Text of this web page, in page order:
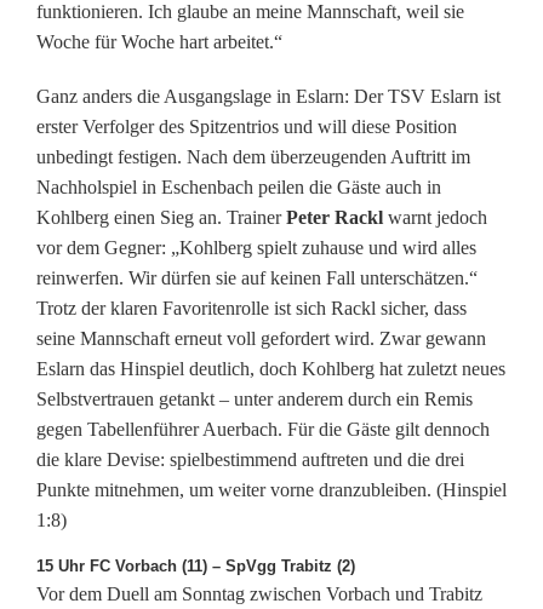
S
i
e
l
t
a
g
n
a
c
h
d
funktionieren. Ich glaube an meine Mannschaft, weil sie
Woche für Woche hart arbeitet.“
Ganz anders die Ausgangslage in Eslarn: Der TSV Eslarn ist
erster Verfolger des Spitzentrios und will diese Position
unbedingt festigen. Nach dem überzeugenden Auftritt im
Nachholspiel in Eschenbach peilen die Gäste auch in
Kohlberg einen Sieg an. TrainerPeter Rackl warnt jedoch
vor dem Gegner: „Kohlberg spielt zuhause und wird alles
reinwerfen. Wir dürfen sie auf keinen Fall unterschätzen.“
Trotz der klaren Favoritenrolle ist sich Rackl sicher, dass
seine Mannschaft erneut voll gefordert wird. Zwar gewann
Eslarn das Hinspiel deutlich, doch Kohlberg hat zuletzt neues
Selbstvertrauen getankt – unter anderem durch ein Remis
gegen Tabellenführer Auerbach. Für die Gäste gilt dennoch
die klare Devise: spielbestimmend auftreten und die drei
Punkte mitnehmen, um weiter vorne dranzubleiben. (Hinspiel
1:8)
15 Uhr FC Vorbach (11) – SpVgg Trabitz (2)
Vor dem Duell am Sonntag zwischen Vorbach und Trabitz